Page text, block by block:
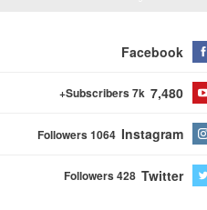
Facebook
7,480
Subscribers 7k+
Instagram
Followers 1064
Twitter
Followers 428